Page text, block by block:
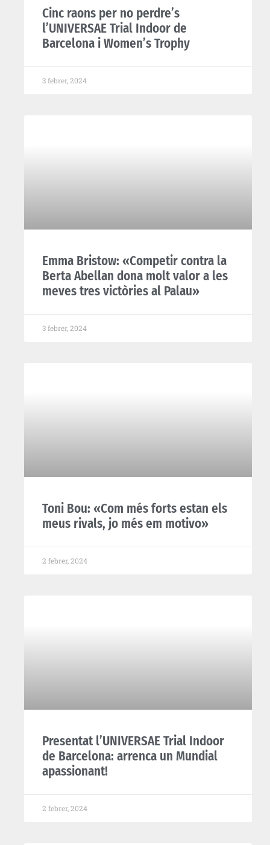
Cinc raons per no perdre’s
l’UNIVERSAE Trial Indoor de
Barcelona i Women’s Trophy
3 febrer, 2024
Emma Bristow: «Competir contra la
Berta Abellan dona molt valor a les
meves tres victòries al Palau»
3 febrer, 2024
Toni Bou: «Com més forts estan els
meus rivals, jo més em motivo»
2 febrer, 2024
Presentat l’UNIVERSAE Trial Indoor
de Barcelona: arrenca un Mundial
apassionant!
2 febrer, 2024